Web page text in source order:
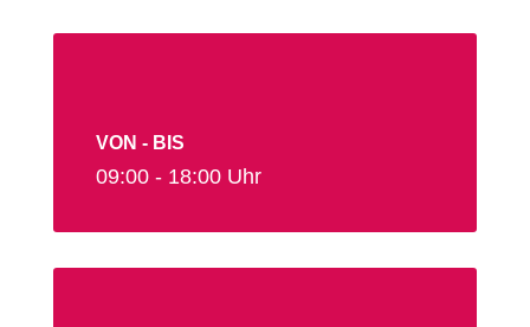
VON - BIS
09:00 - 18:00 Uhr